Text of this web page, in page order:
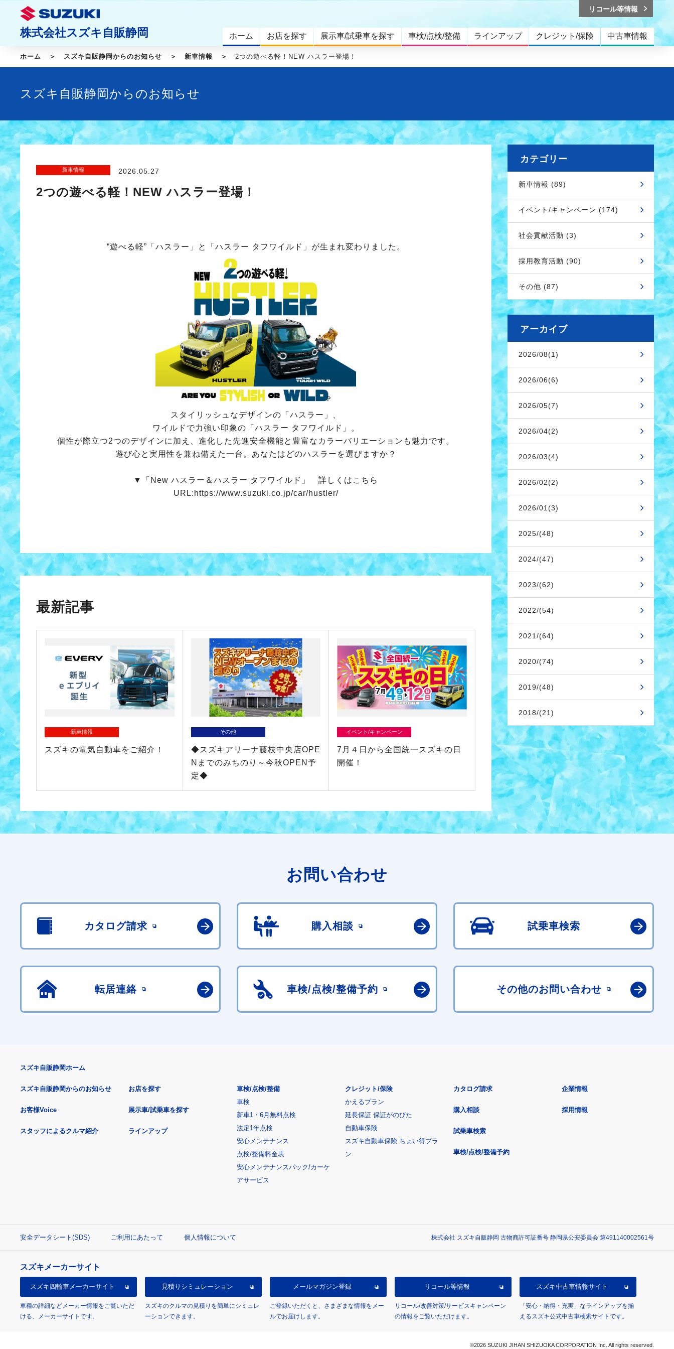
株式会社スズキ自販静岡 ホーム お店を探す 展示車/試乗車を探す 車検/点検/整備 ラインアップ クレジット/保険 中古車情報
リコール等情報
ホーム スズキ自販静岡からのお知らせ 新車情報 2つの遊べる軽！NEW ハスラー登場！
スズキ自販静岡からのお知らせ
新車情報 2026.05.27
2つの遊べる軽！NEW ハスラー登場！
“遊べる軽”「ハスラー」と「ハスラー タフワイルド」が生まれ変わりました。
スタイリッシュなデザインの「ハスラー」、
ワイルドで力強い印象の「ハスラー タフワイルド」。
個性が際立つ2つのデザインに加え、進化した先進安全機能と豊富なカラーバリエーションも魅力です。
遊び心と実用性を兼ね備えた一台。あなたはどのハスラーを選びますか？
▼「New ハスラー＆ハスラー タフワイルド」 詳しくはこちら
URL:https://www.suzuki.co.jp/car/hustler/
最新記事
新車情報
スズキの電気自動車をご紹介！
その他
◆スズキアリーナ藤枝中央店OPE
Nまでのみちのり～今秋OPEN予
定◆
イベント/キャンペーン
7月４日から全国統一スズキの日
開催！
カテゴリー
新車情報 (89)
イベント/キャンペーン (174)
社会貢献活動 (3)
採用教育活動 (90)
その他 (87)
アーカイブ
2026/08(1)
2026/06(6)
2026/05(7)
2026/04(2)
2026/03(4)
2026/02(2)
2026/01(3)
2025/(48)
2024/(47)
2023/(62)
2022/(54)
2021/(64)
2020/(74)
2019/(48)
2018/(21)
お問い合わせ
カタログ請求 購入相談 試乗車検索
転居連絡 車検/点検/整備予約 その他のお問い合わせ
スズキ自販静岡ホーム
スズキ自販静岡からのお知らせ
お客様Voice
スタッフによるクルマ紹介
お店を探す
展示車/試乗車を探す
ラインアップ
車検/点検/整備
車検
新車1・6月無料点検
法定1年点検
安心メンテナンス
点検/整備料金表
安心メンテナンスパック/カーケ
アサービス
クレジット/保険
かえるプラン
延長保証 保証がのびた
自動車保険
スズキ自動車保険 ちょい得プラ
ン
カタログ請求
購入相談
試乗車検索
車検/点検/整備予約
企業情報
採用情報
安全データシート(SDS) ご利用にあたって 個人情報について 株式会社 スズキ自販静岡 古物商許可証番号 静岡県公安委員会 第491140002561号
スズキメーカーサイト
スズキ四輪車メーカーサイト
車種の詳細などメーカー情報をご覧いただ
ける、メーカーサイトです。
見積り シミュレーション
スズキのクルマの見積りを簡単にシミュレ
ーションできます。
メールマガジン登録
ご登録いただくと、さまざまな情報をメー
ルでお届けします。
リコール等情報
リコール/改善対策/サービスキャンペーン
の情報をご覧いただけます。
スズキ中古車情報サイト
「安心・納得・充実」なラインアップを揃
えるスズキ公式中古車検索サイトです。
©2026 SUZUKI JIHAN SHIZUOKA CORPORATION Inc. All rights reserved.